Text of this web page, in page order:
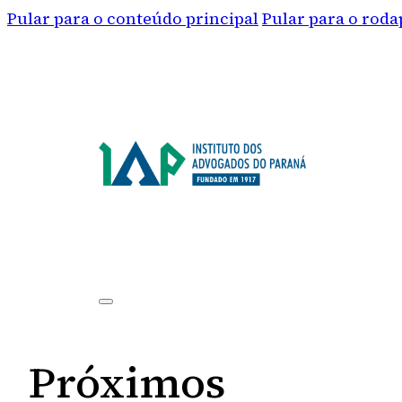
Pular para o conteúdo principalPular para o
Próximos